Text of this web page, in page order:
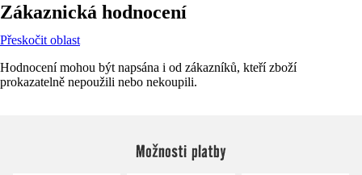
Zákaznická hodnocení
Přeskočit oblast
Hodnocení mohou být napsána i od zákazníků, kteří zboží
prokazatelně nepoužili nebo nekoupili.
Možnosti platby